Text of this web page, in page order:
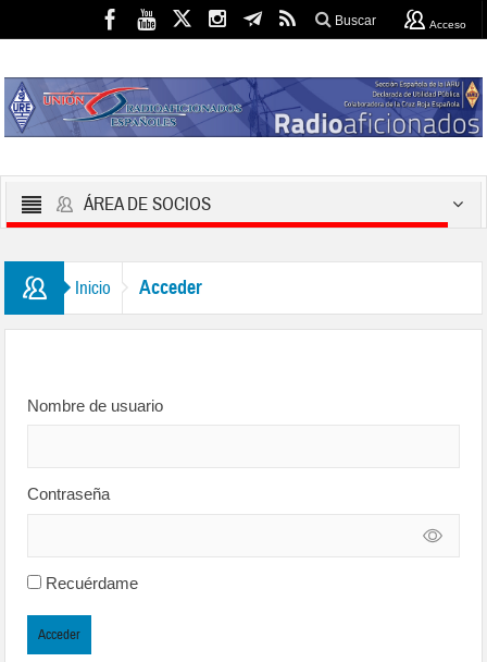
Buscar Acceso
ÁREA DE SOCIOS
Inicio Acceder
Nombre de usuario
Contraseña
Recuérdame
Acceder